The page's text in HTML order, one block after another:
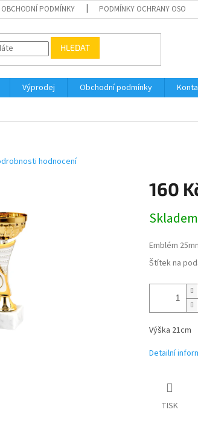
OBCHODNÍ PODMÍNKY PODMÍNKY OCHRANY
HLEDAT
Výprodej Obchodní podmínky
hodnocení
160
cena:
Skladem
Emblém
Štítek na
Výška 21cm
Detailní
TISK